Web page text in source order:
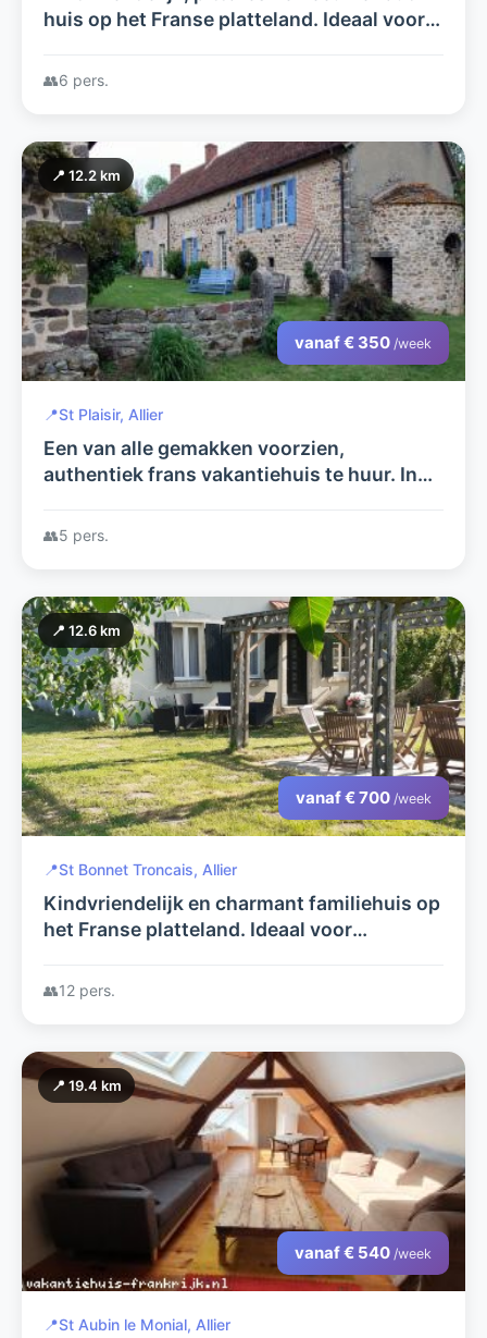
huis op het Franse platteland. Ideaal voor
👥6 pers.
📍 12.2 km
vanaf € 350 /week
📍St Plaisir, Allier
Een van alle gemakken voorzien,
authentiek frans vakantiehuis te huur. In
👥5 pers.
📍 12.6 km
vanaf € 700 /week
📍St Bonnet Troncais, Allier
Kindvriendelijk en charmant familiehuis op
het Franse platteland. Ideaal voor
👥12 pers.
📍 19.4 km
vanaf € 540 /week
📍St Aubin le Monial, Allier